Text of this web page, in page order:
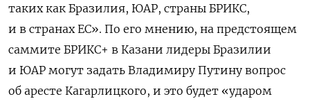
таких как Бразилия, ЮАР, страны БРИКС,
и в странах ЕС». По его мнению, на предстоящем
саммите БРИКС+ в Казани лидеры Бразилии
и ЮАР могут задать Владимиру Путину вопрос
об аресте Кагарлицкого, и это будет «ударом